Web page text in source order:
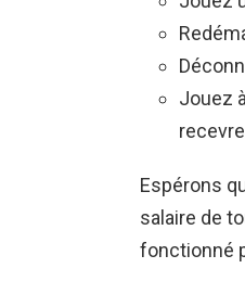
Jouez
Espérons
salaire de
fonctionné